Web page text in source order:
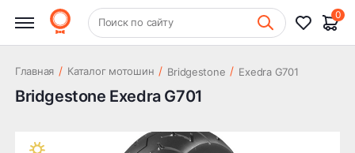
+7 (831) 261-35-35 Шиномонтаж
Поиск по сайту
0
Главная / Каталог мотошин / Bridgestone / Exedra G701
Bridgestone Exedra G701